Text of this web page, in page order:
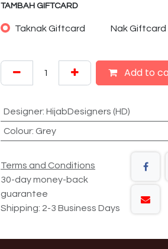
TAMBAH GIFTCARD
Taknak Giftcard Nak Giftcard
Add to
Designer: HijabDesigners (HD)
Colour: Grey
Terms and Conditions
30-day money-back
guarantee
Shipping: 2-3 Business Days